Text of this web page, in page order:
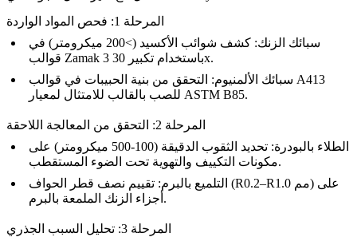
المرحلة 1: فحص المواد الواردة
سبائك الزنك: كشف شوائب الأكسيد (>200 ميكرومتر) في
Zamak 3
باستخدام تكبير 30x.
A413
للصب بالقالب للامتثال لمعيار ASTM B85.
المرحلة 2: التحقق من المعالجة اللاحقة
الطلاء بالبودرة: تحديد الثقوب الدقيقة (100-500 ميكرومتر) على
مكونات التكييف والتهويةتحت الضوء المستقطب.
التلميع بالبرم: تقييم نصف قطر الحواف (R0.2–R1.0 مم) على
أجزاء الزنك الملمعة بالبرم .
المرحلة 3: تحليل السبب الجذري